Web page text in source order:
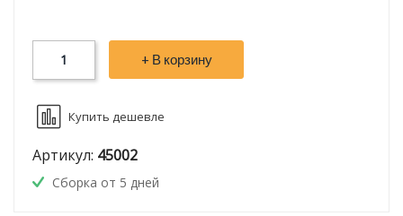
+ В корзину
Купить дешевле
Артикул: 45002
Сборка от 5 дней